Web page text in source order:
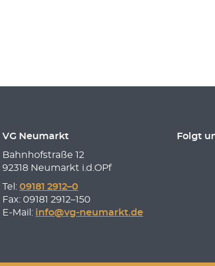
VG Neumarkt
Bahnhofstraße 12
92318 Neumarkt i.d.OPf
Tel: 09181 2912–0
Fax: 09181 2912–150
E-Mail: info@vg-neumarkt.de
Folgt